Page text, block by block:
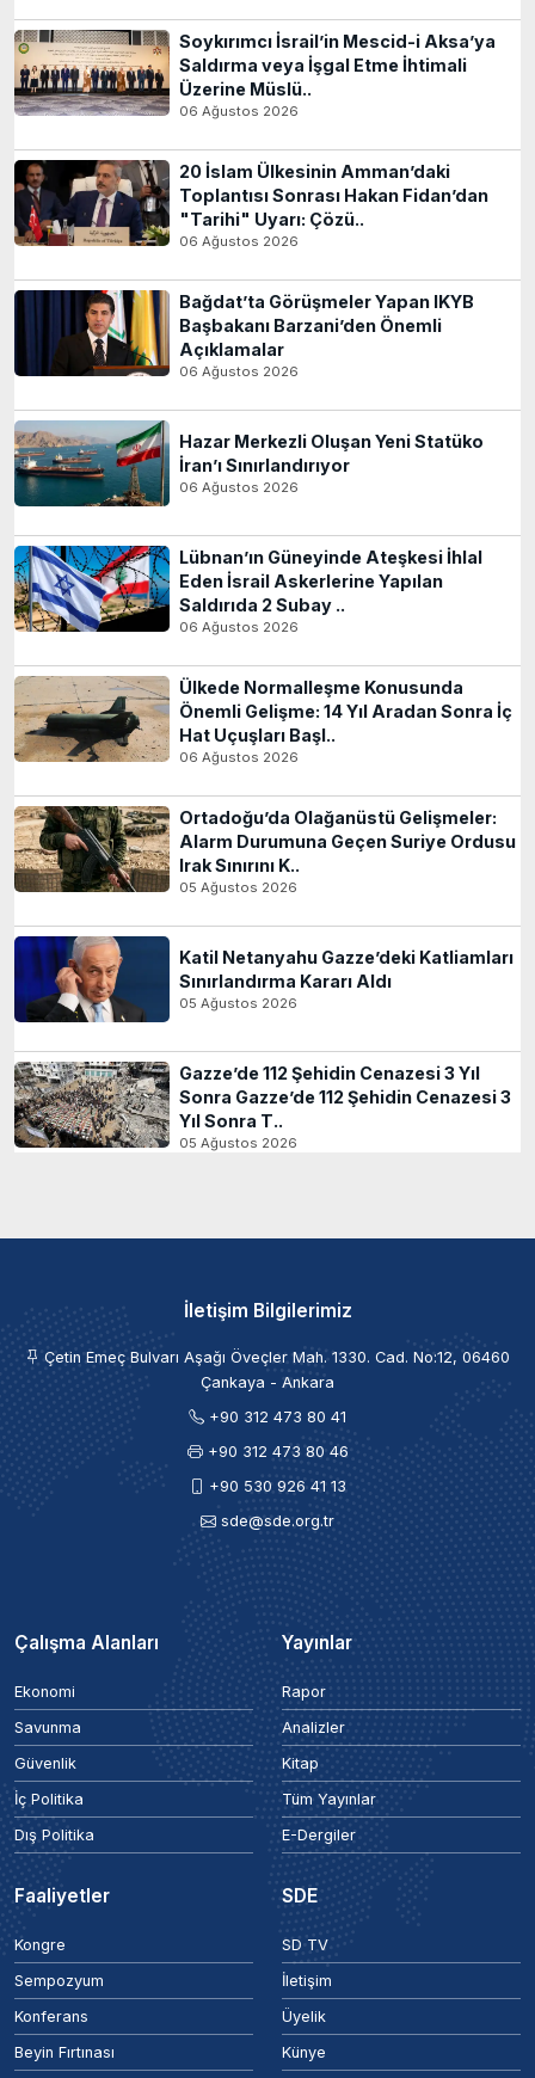
Soykırımcı İsrail’in Mescid-i Aksa’ya
Saldırma veya İşgal Etme İhtimali
Üzerine Müslü..
06 Ağustos 2026
20 İslam Ülkesinin Amman’daki
Toplantısı Sonrası Hakan Fidan’dan
"Tarihi" Uyarı: Çözü..
06 Ağustos 2026
Bağdat’ta Görüşmeler Yapan IKYB
Başbakanı Barzani’den Önemli
Açıklamalar
06 Ağustos 2026
Hazar Merkezli Oluşan Yeni Statüko
İran’ı Sınırlandırıyor
06 Ağustos 2026
Lübnan’ın Güneyinde Ateşkesi İhlal
Eden İsrail Askerlerine Yapılan
Saldırıda 2 Subay ..
06 Ağustos 2026
Ülkede Normalleşme Konusunda
Önemli Gelişme: 14 Yıl Aradan Sonra İç
Hat Uçuşları Başl..
06 Ağustos 2026
Ortadoğu’da Olağanüstü Gelişmeler:
Alarm Durumuna Geçen Suriye Ordusu
Irak Sınırını K..
05 Ağustos 2026
Katil Netanyahu Gazze’deki Katliamları
Sınırlandırma Kararı Aldı
05 Ağustos 2026
Gazze’de 112 Şehidin Cenazesi 3 Yıl
Sonra Gazze’de 112 Şehidin Cenazesi 3
Yıl Sonra T..
05 Ağustos 2026
İletişim Bilgilerimiz
Çetin Emeç Bulvarı Aşağı Öveçler Mah. 1330. Cad. No:12, 06460
Çankaya - Ankara
+90 312 473 80 41
+90 312 473 80 46
+90 530 926 41 13
sde@sde.org.tr
Çalışma Alanları
Ekonomi
Savunma
Güvenlik
İç Politika
Dış Politika
Yayınlar
Rapor
Analizler
Kitap
Tüm Yayınlar
E-Dergiler
Faaliyetler
Kongre
Sempozyum
Konferans
Beyin Fırtınası
SDE
SD TV
İletişim
Üyelik
Künye